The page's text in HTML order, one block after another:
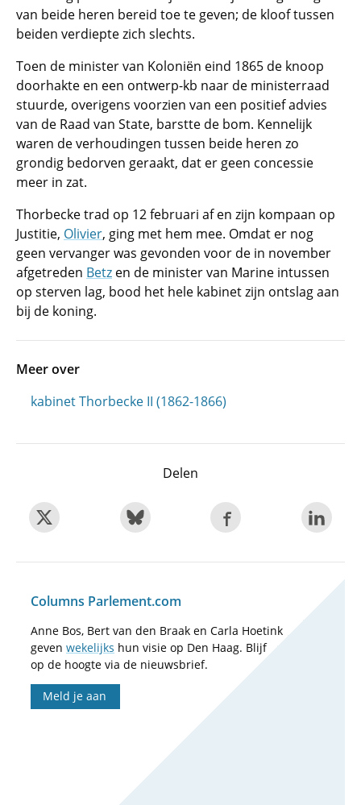
van beide heren bereid toe te geven; de kloof tussen
beiden verdiepte zich slechts.
Toen de minister van Koloniën eind 1865 de knoop
doorhakte en een ontwerp-kb naar de ministerraad
stuurde, overigens voorzien van een positief advies
van de Raad van State, barstte de bom. Kennelijk
waren de verhoudingen tussen beide heren zo
grondig bedorven geraakt, dat er geen concessie
meer in zat.
Thorbecke trad op 12 februari af en zijn kompaan op
Justitie, Olivier, ging met hem mee. Omdat er nog
geen vervanger was gevonden voor de in november
afgetreden Betz en de minister van Marine intussen
op sterven lag, bood het hele kabinet zijn ontslag aan
bij de koning.
Meer over
kabinet Thorbecke II (1862-1866)
Delen
Columns Parlement.com
Anne Bos, Bert van den Braak en Carla Hoetink
geven wekelijks hun visie op Den Haag. Blijf
op de hoogte via de nieuwsbrief.
Meld je aan